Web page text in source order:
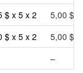
$ x 5 x 2
5,00 $ x
$ x 5 x 2
5,00 $ x
–